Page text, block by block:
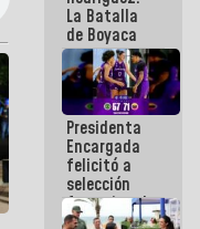
La Batalla
de Boyaca
representa
un capítulo
decisivo en
la gesta
emancipadora
de nuestra
América
Presidenta
Encargada
felicitó a
selección
femenina de
baloncesto